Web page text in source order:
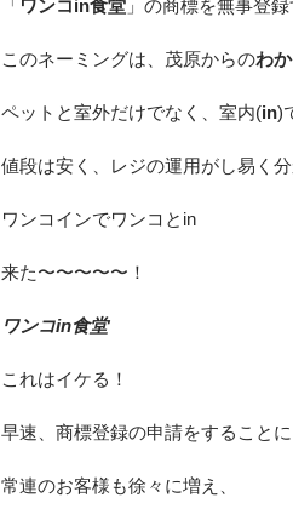
「ワンコin食堂 」の商標を無事登
このネーミングは、茂原からのわ
ペットと室外だけでなく、室内(in)
値段は安く、レジの運用がし易く
ワンコインでワンコとin
来た〜〜〜〜〜！
ワンコin食堂
これはイケる！
早速、商標登録の申請をすること
常連のお客様も徐々に増え、